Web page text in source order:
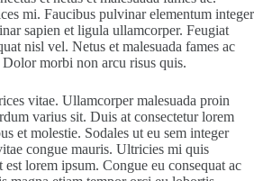
mi. Faucibus pulvinar elementum integer
sapien et ligula ullamcorper. Feugiat
nisl vel. Netus et malesuada fames ac
Dolor morbi non arcu risus quis.
vitae. Ullamcorper malesuada proin
varius sit. Duis at consectetur lorem
et molestie. Sodales ut eu sem integer
congue mauris. Ultricies mi quis
lorem ipsum. Congue eu consequat ac